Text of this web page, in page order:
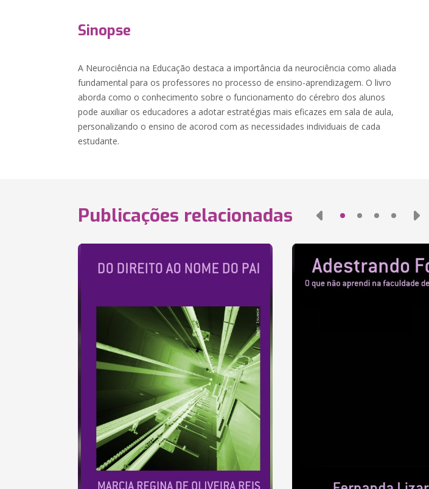
Sinopse
A Neurociência na Educação destaca a importância da neurociência como aliada
fundamental para os professores no processo de ensino-aprendizagem. O livro
aborda como o conhecimento sobre o funcionamento do cérebro dos alunos
pode auxiliar os educadores a adotar estratégias mais eficazes em sala de aula,
personalizando o ensino de acorod com as necessidades individuais de cada
estudante.
Publicações relacionadas